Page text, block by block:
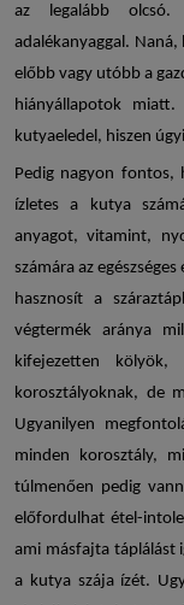
az legalább olcsó.
adalékanyaggal.
előbb vagy utóbb a
hiányállapotok
kutyaeledel , hiszen
Pedig nagyon fontos,
ízletes a kutya
anyagot, vitamint,
számára az
hasznosít a
végtermék aránya
kifejezetten
korosztályoknak, de
Ugyanilyen
minden korosztály,
túlmenően pedig
előfordulhat étel-
ami másfajta táplálást
a kutya szája ízét.